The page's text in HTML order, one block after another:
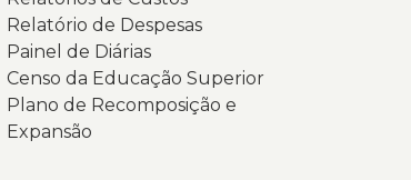
Relatório de Despesas
Painel de Diárias
Censo da Educação Superior
Plano de Recomposição e
Expansão